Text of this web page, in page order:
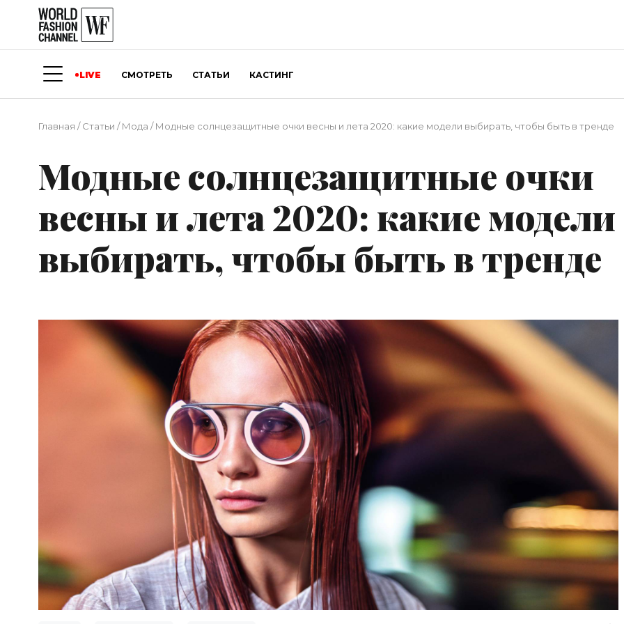
LIVE СМОТРЕТЬ СТАТЬИ КАСТИНГ
Главная /Статьи /Мода /Модные солнцезащитные очки весны и лета 2020: какие модели выбирать, чтобы быть в тренде
Модные солнцезащитные очки
весны и лета 2020: какие модели
выбирать, чтобы быть в тренде